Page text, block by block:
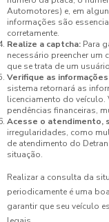
Automotores) e, em
informações são
corretamente.
Realize a captcha: Para
necessário preencher
que se trata de um
Verifique as
sistema retornará as
licenciamento do veículo.
pendências financeiras,
Acesse o atendimento,
irregularidades, como
de atendimento do
situação.
Realizar a consulta da
periodicamente é uma
garantir que seu veículo